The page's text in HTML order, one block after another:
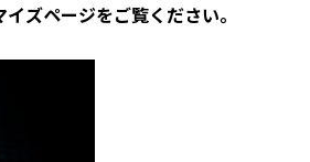
ズページをご覧ください。